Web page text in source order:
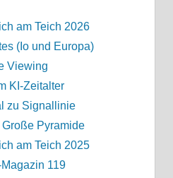
am Teich 2026
(Io und Europa)
Viewing
KI-Zeitalter
zu Signallinie
Pyramide
am Teich 2025
119